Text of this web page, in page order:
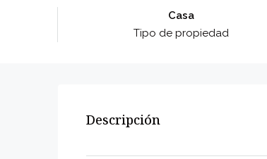
Casa
Tipo de propiedad
Descripción